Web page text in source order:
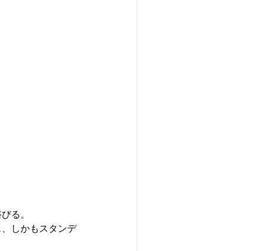
る。
しかもスタンデ